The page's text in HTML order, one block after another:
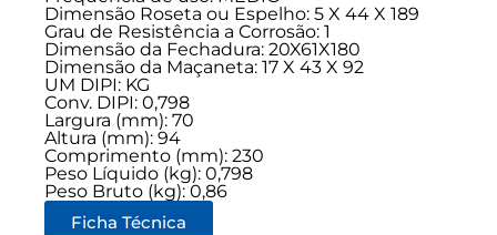
Dimensão Roseta ou Espelho: 5 X 44 X 189
Grau de Resistência a Corrosão: 1
Dimensão da Fechadura: 20X61X180
Dimensão da Maçaneta: 17 X 43 X 92
UM DIPI: KG
Conv. DIPI: 0,798
Largura (mm): 70
Altura (mm): 94
Comprimento (mm): 230
Peso Líquido (kg): 0,798
Peso Bruto (kg): 0,86
Ficha Técnica